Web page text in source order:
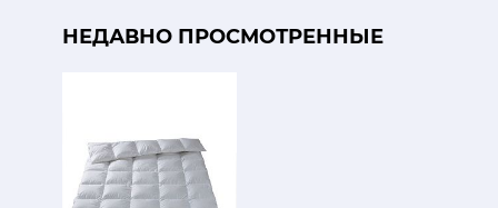
НЕДАВНО ПРОСМОТРЕННЫЕ